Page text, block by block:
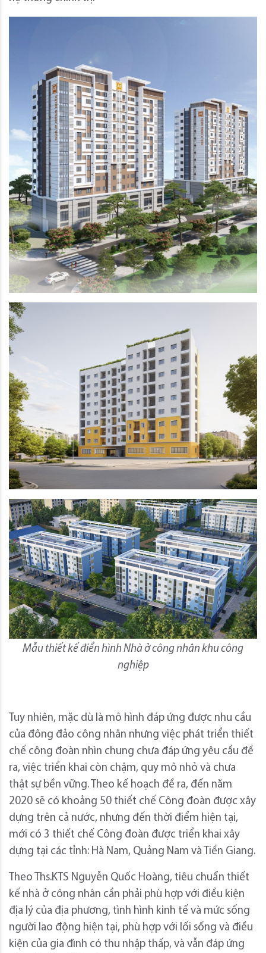
Mẫu thiết kế điển hình Nhà ở công nhân khu công
nghiệp
Tuy nhiên, mặc dù là mô hình đáp ứng được nhu cầu
của đông đảo công nhân nhưng việc phát triển thiết
chế công đoàn nhìn chung chưa đáp ứng yêu cầu đề
ra, việc triển khai còn chậm, quy mô nhỏ và chưa
thật sự bền vững. Theo kế hoạch đề ra, đến năm
2020 sẽ có khoảng 50 thiết chế Công đoàn được xây
dựng trên cả nước, nhưng đến thời điểm hiện tại,
mới có 3 thiết chế Công đoàn được triển khai xây
dựng tại các tỉnh: Hà Nam, Quảng Nam và Tiền Giang.
Theo Ths.KTS Nguyễn Quốc Hoàng, tiêu chuẩn thiết
kế nhà ở công nhân cần phải phù hợp với điều kiện
địa lý của địa phương, tình hình kinh tế và mức sống
người lao động hiện tại, phù hợp với lối sống và điều
kiện của gia đình có thu nhập thấp, và vẫn đáp ứng